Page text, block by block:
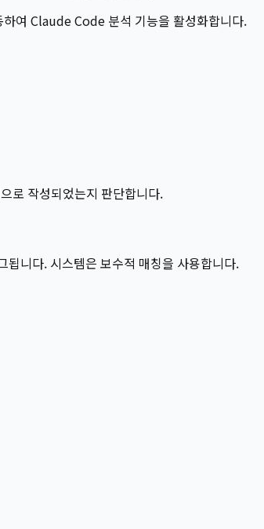
하여 Claude Code 분석 기능을 활성화합니다.
로 작성되었는지 판단합니다.
니다. 시스템은 보수적 매칭을 사용합니다.